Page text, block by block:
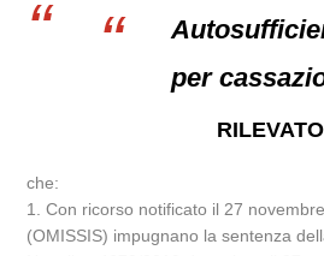
per
RILEVATO
che:
1. Con ricorso notificato il 27
(OMISSIS) impugnano la sentenza